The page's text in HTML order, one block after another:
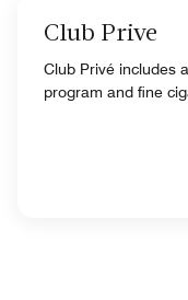
Club Prive
Club Privé includes
program and fine